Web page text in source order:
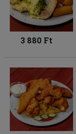
3 880 Ft